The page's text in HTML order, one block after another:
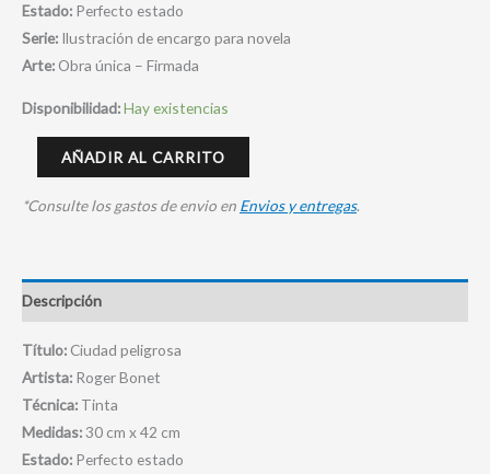
Estado: Perfecto estado
Serie: Ilustración de encargo para novela
Arte: Obra única – Firmada
Disponibilidad:Hay existencias
AÑADIR AL CARRITO
*Consulte los gastos de envio en Envios y entregas.
Descripción
Título: Ciudad peligrosa
Artista: Roger Bonet
Técnica: Tinta
Medidas:30 cm x 42 cm
Estado: Perfecto estado